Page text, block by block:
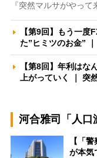
『突然マルサがやっ
【第9回】もう一
た”ヒミツのお金”
【第8回】年利は
上がっていく ｜ 突
河合雅司「人口
【「
が本気